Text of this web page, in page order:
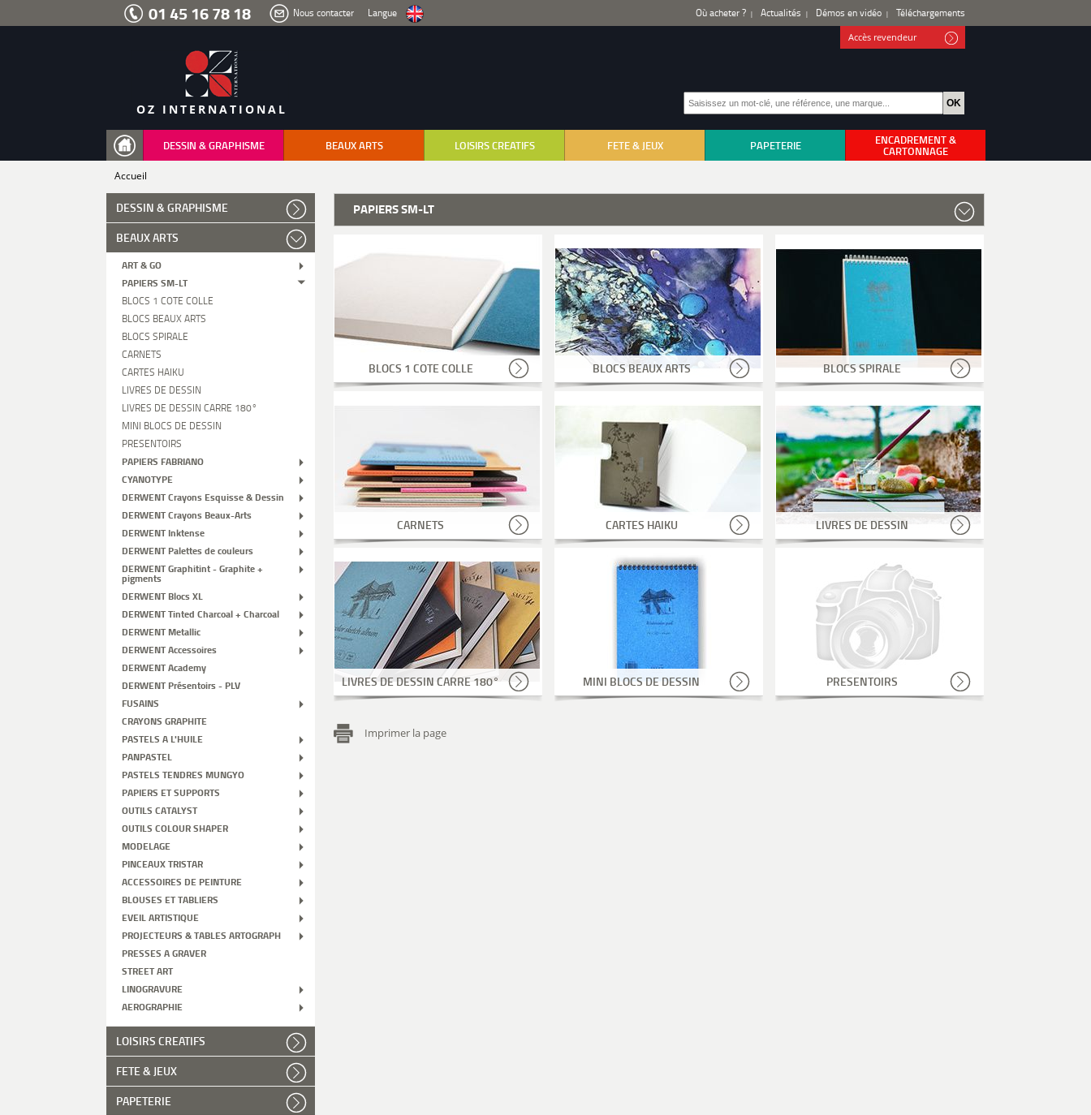
menu
01 45 16 78 18 Nous contacter Langue Où acheter ? Actualités Démos en vidéo Téléchargements
OZ INTERNATIONAL
Accès revendeur
DESSIN & GRAPHISME BEAUX ARTS LOISIRS CREATIFS FETE & JEUX PAPETERIE ENCADREMENT &
CARTONNAGE
Accueil
DESSIN & GRAPHISME
BEAUX ARTS
ART & GO
PAPIERS SM-LT
BLOCS 1 COTE COLLE
BLOCS BEAUX ARTS
BLOCS SPIRALE
CARNETS
CARTES HAIKU
LIVRES DE DESSIN
LIVRES DE DESSIN CARRE 180°
MINI BLOCS DE DESSIN
PRESENTOIRS
PAPIERS FABRIANO
CYANOTYPE
DERWENT Crayons Esquisse & Dessin
DERWENT Crayons Beaux-Arts
DERWENT Inktense
DERWENT Palettes de couleurs
DERWENT Graphitint - Graphite +
pigments
DERWENT Blocs XL
DERWENT Tinted Charcoal + Charcoal
DERWENT Metallic
DERWENT Accessoires
DERWENT Academy
DERWENT Présentoirs - PLV
FUSAINS
CRAYONS GRAPHITE
PASTELS A L'HUILE
PANPASTEL
PASTELS TENDRES MUNGYO
PAPIERS ET SUPPORTS
OUTILS CATALYST
OUTILS COLOUR SHAPER
MODELAGE
PINCEAUX TRISTAR
ACCESSOIRES DE PEINTURE
BLOUSES ET TABLIERS
EVEIL ARTISTIQUE
PROJECTEURS & TABLES ARTOGRAPH
PRESSES A GRAVER
STREET ART
LINOGRAVURE
AEROGRAPHIE
LOISIRS CREATIFS
FETE & JEUX
PAPETERIE
PAPIERS SM-LT
BLOCS 1 COTE COLLE BLOCS BEAUX ARTS BLOCS SPIRALE
CARNETS CARTES HAIKU LIVRES DE DESSIN
LIVRES DE DESSIN CARRE 180° MINI BLOCS DE DESSIN PRESENTOIRS
Imprimer la page